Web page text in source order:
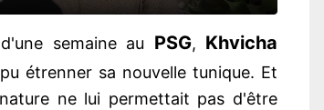
semaine au PSG, Khvicha
étrenner sa nouvelle tunique. Et
ne lui permettait pas d'être